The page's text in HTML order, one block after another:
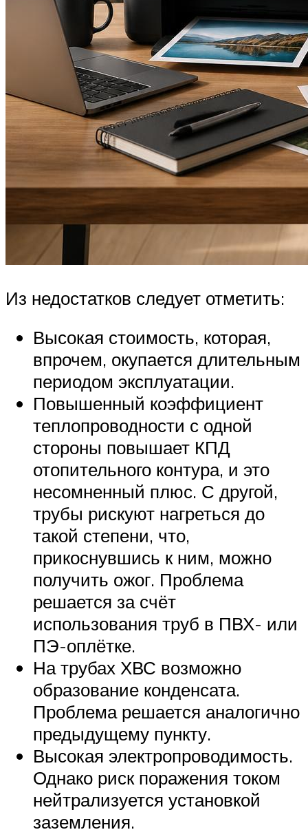
Из недостатков следует отметить:
Высокая стоимость, которая,
впрочем, окупается длительным
периодом эксплуатации.
Повышенный коэффициент
теплопроводности с одной
стороны повышает КПД
отопительного контура, и это
несомненный плюс. С другой,
трубы рискуют нагреться до
такой степени, что,
прикоснувшись к ним, можно
получить ожог. Проблема
решается за счёт
использования труб в ПВХ- или
ПЭ-оплётке.
На трубах ХВС возможно
образование конденсата.
Проблема решается аналогично
предыдущему пункту.
Высокая электропроводимость.
Однако риск поражения током
нейтрализуется установкой
заземления.